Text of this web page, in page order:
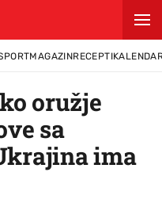
MAGAZINRECEPTI
oružje
sa
ima